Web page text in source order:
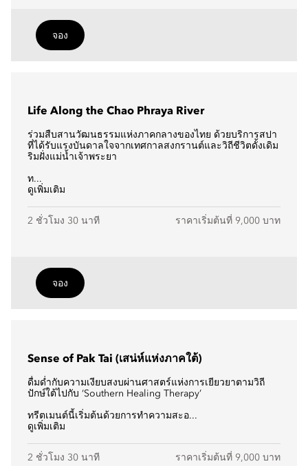
จอง
Life Along the Chao Phraya River
ร่วมสืบสานวัฒนธรรมแห่งภาคกลางของไทย ด้วยบริการสปา
ที่ได้รับแรงบันดาลใจจากเทศกาลสงกรานต์และวิถีชีวิตดั้งเดิม
ริมฝั่งแม่น้ำเจ้าพระยา
ท...
ดูเพิ่มเติม
2 ชั่วโมง 30 นาที ราคาเริ่มต้นที่ 9,000 บาท
จอง
Sense of Pak Tai (เสน่ห์แห่งภาคใต้)
ดื่มด่ำกับความเงียบสงบผ่านศาสตร์แห่งการเยียวยาตามวิถี
ปักษ์ใต้ไปกับ ‘Southern Healing Therapy’
ทรีตเมนต์นี้เริ่มต้นด้วยการทำความสะอ...
ดูเพิ่มเติม
2 ชั่วโมง 30 นาที ราคาเริ่มต้นที่ 9,000 บาท